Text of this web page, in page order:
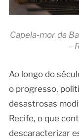
Capela-mor da
–
Ao longo do
o progresso,
desastrosas
Recife, o que
descaracterizar